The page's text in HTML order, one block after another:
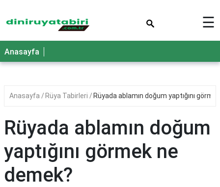
☰
Anasayfa
Anasayfa Rüya Tabirleri Rüyada ablamın doğum yaptığını
Rüyada ablamın doğum
yaptığını görmek ne
demek?